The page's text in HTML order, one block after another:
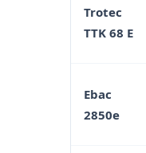
Trotec
TTK 68 E
Ebac
2850e